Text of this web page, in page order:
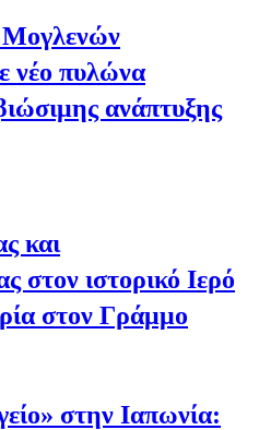
νέο πυλώνα
ανάπτυξης
και
στον ιστορικό Ιερό
στον Γράμμο
στην Ιαπωνία: